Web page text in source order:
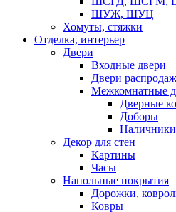
ШУЖ, ШУЦ
Хомуты, стяжки
Отделка, интерьер
Двери
Входные двери
Двери
Межкомнатные
Дверные
Доборы
Наличники
Декор для стен
Картины
Часы
Напольные покрытия
Дорожки,
Ковры